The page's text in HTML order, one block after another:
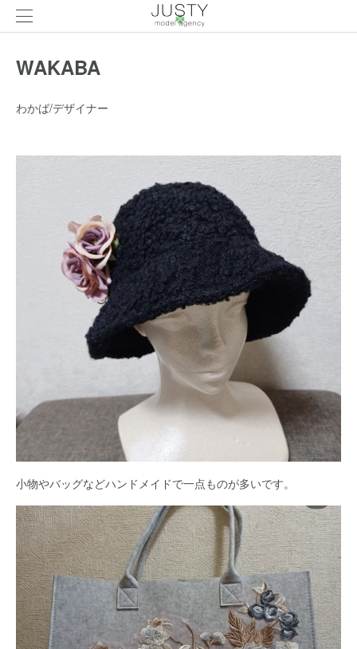
WAKABA
わかば/デザイナー
小物やバッグなどハンドメイドで一点ものが多いです。